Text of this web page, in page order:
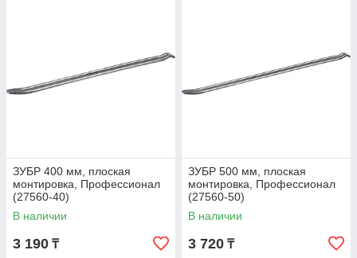
ЗУБР 400 мм, плоская
монтировка, Профессионал
(27560-40)
В наличии
3 190 ₸
ЗУБР 500 мм, плоская
монтировка, Профессионал
(27560-50)
В наличии
3 720 ₸